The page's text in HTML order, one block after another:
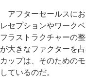
アフターセールスにお
レセプションやワーク
フラストラクチャーの
が大きなファクターを
カップは、そのための
しているのだ。